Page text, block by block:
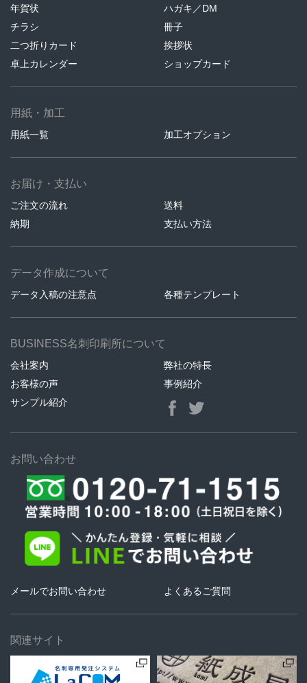
年賀状
ハガキ／DM
チラシ
冊子
二つ折りカード
挨拶状
卓上カレンダー
ショップカード
用紙・加工
用紙一覧 加工オプション
お届け・支払い
ご注文の流れ
送料
納期
支払い方法
データ作成について
データ入稿の注意点 各種テンプレート
BUSINESS名刺印刷所について
会社案内
弊社の特長
お客様の声
事例紹介
サンプル紹介
お問い合わせ
メールでお問い合わせ よくあるご質問
関連サイト